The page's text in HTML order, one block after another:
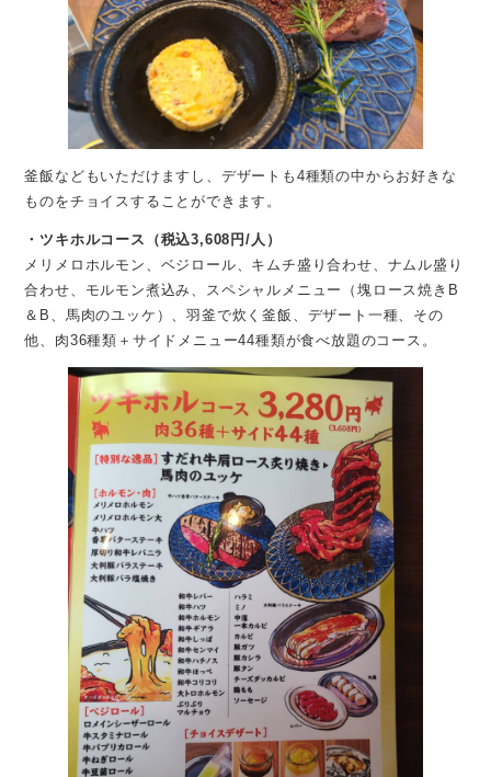
釜飯などもいただけますし、デザートも4種類の中からお好きな
ものをチョイスすることができます。
・ツキホルコース（税込3,608円/人）
メリメロホルモン、ベジロール、キムチ盛り合わせ、ナムル盛り
合わせ、モルモン煮込み、スペシャルメニュー（塊ロース焼きB
＆B、馬肉のユッケ）、羽釜で炊く釜飯、デザート一種、その
他、肉36種類＋サイドメニュー44種類が食べ放題のコース。